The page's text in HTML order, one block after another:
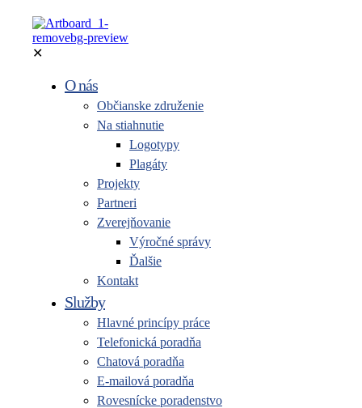
✕
O nás
Občianske združenie
Na stiahnutie
Logotypy
Plagáty
Projekty
Partneri
Zverejňovanie
Výročné správy
Ďalšie
Kontakt
Služby
Hlavné princípy práce
Telefonická poradňa
Chatová poradňa
E-mailová poradňa
Rovesnícke poradenstvo